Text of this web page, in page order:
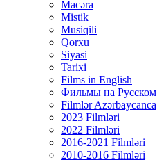
Macəra
Mistik
Musiqili
Qorxu
Siyasi
Tarixi
Films in English
Фильмы на Русском
Filmlər Azərbaycanca
2023 Filmləri
2022 Filmləri
2016-2021 Filmləri
2010-2016 Filmləri